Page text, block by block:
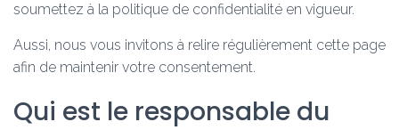
soumettez à la politique de confidentialité en vigueur.
Aussi, nous vous invitons à relire régulièrement cette page
afin de maintenir votre consentement.
Qui est le responsable du